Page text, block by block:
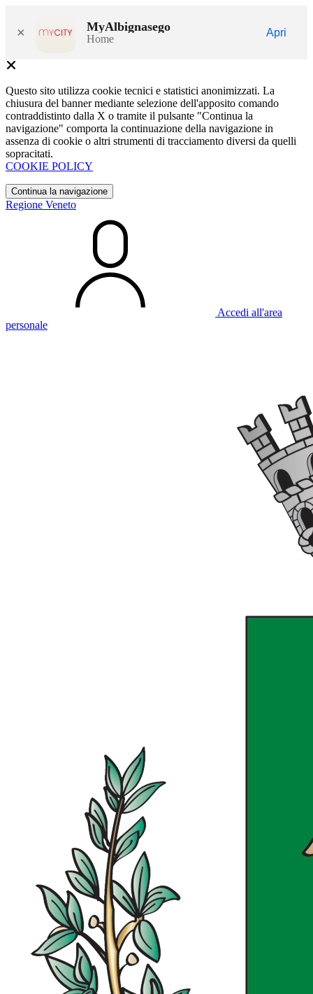
× MyAlbignasego
Home
Apri
Questo sito utilizza cookie tecnici e statistici anonimizzati. La
chiusura del banner mediante selezione dell'apposito comando
contraddistinto dalla X o tramite il pulsante "Continua la
navigazione" comporta la continuazione della navigazione in
assenza di cookie o altri strumenti di tracciamento diversi da quelli
sopracitati.
COOKIE POLICY
Continua la navigazione
Regione Veneto
Accedi all'area
personale